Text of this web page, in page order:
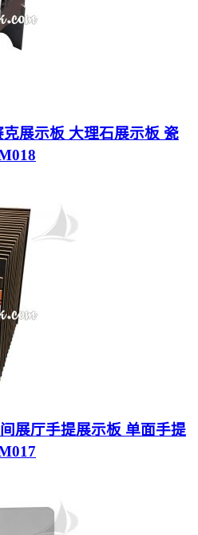
展示板 大理石展示板 瓷
展厅手提展示板 单面手提